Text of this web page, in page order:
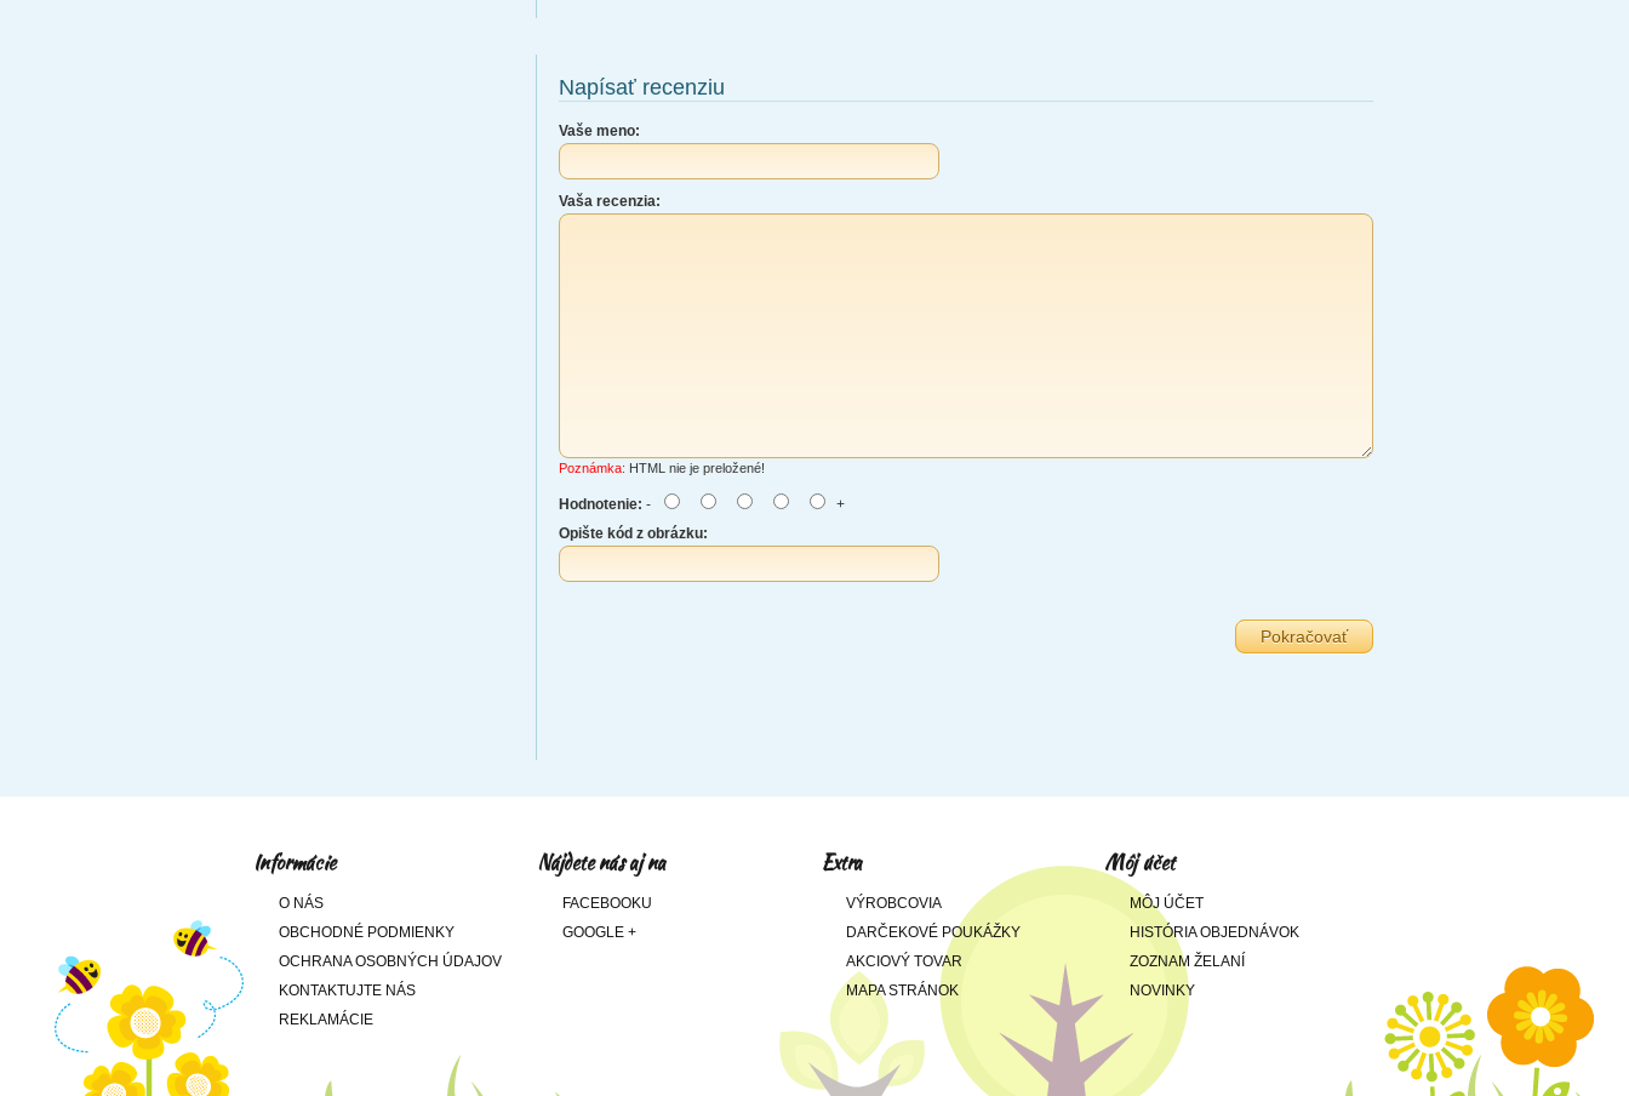
Napísať recenziu
Vaše meno:
Vaša recenzia:
Poznámka: HTML nie je preložené!
Hodnotenie: -
+
Opište kód z obrázku:
Pokračovať
Informácie
O NÁS
OBCHODNÉ PODMIENKY
OCHRANA OSOBNÝCH ÚDAJOV
KONTAKTUJTE NÁS
REKLAMÁCIE
Nájdete nás aj na
FACEBOOKU
GOOGLE +
Extra
VÝROBCOVIA
DARČEKOVÉ POUKÁŽKY
AKCIOVÝ TOVAR
MAPA STRÁNOK
Môj účet
MÔJ ÚČET
HISTÓRIA OBJEDNÁVOK
ZOZNAM ŽELANÍ
NOVINKY